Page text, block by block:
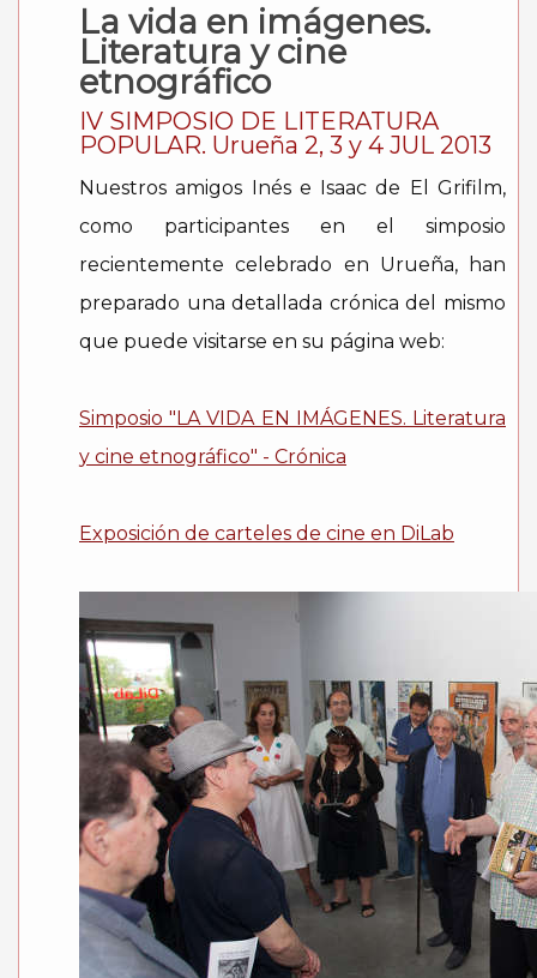
La vida en imágenes.
Literatura y cine
etnográfico
IV SIMPOSIO DE LITERATURA
POPULAR. Urueña 2, 3 y 4 JUL 2013
Nuestros amigos Inés e Isaac de El Grifilm,
como participantes en el simposio
recientemente celebrado en Urueña, han
preparado una detallada crónica del mismo
que puede visitarse en su página web:
Simposio "LA VIDA EN IMÁGENES. Literatura
y cine etnográfico" - Crónica
Exposición de carteles de cine en DiLab